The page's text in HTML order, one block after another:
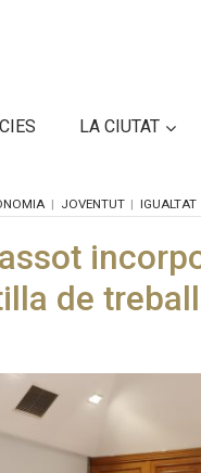
LA CIUTAT
JOVENTUT IGUALTAT
de